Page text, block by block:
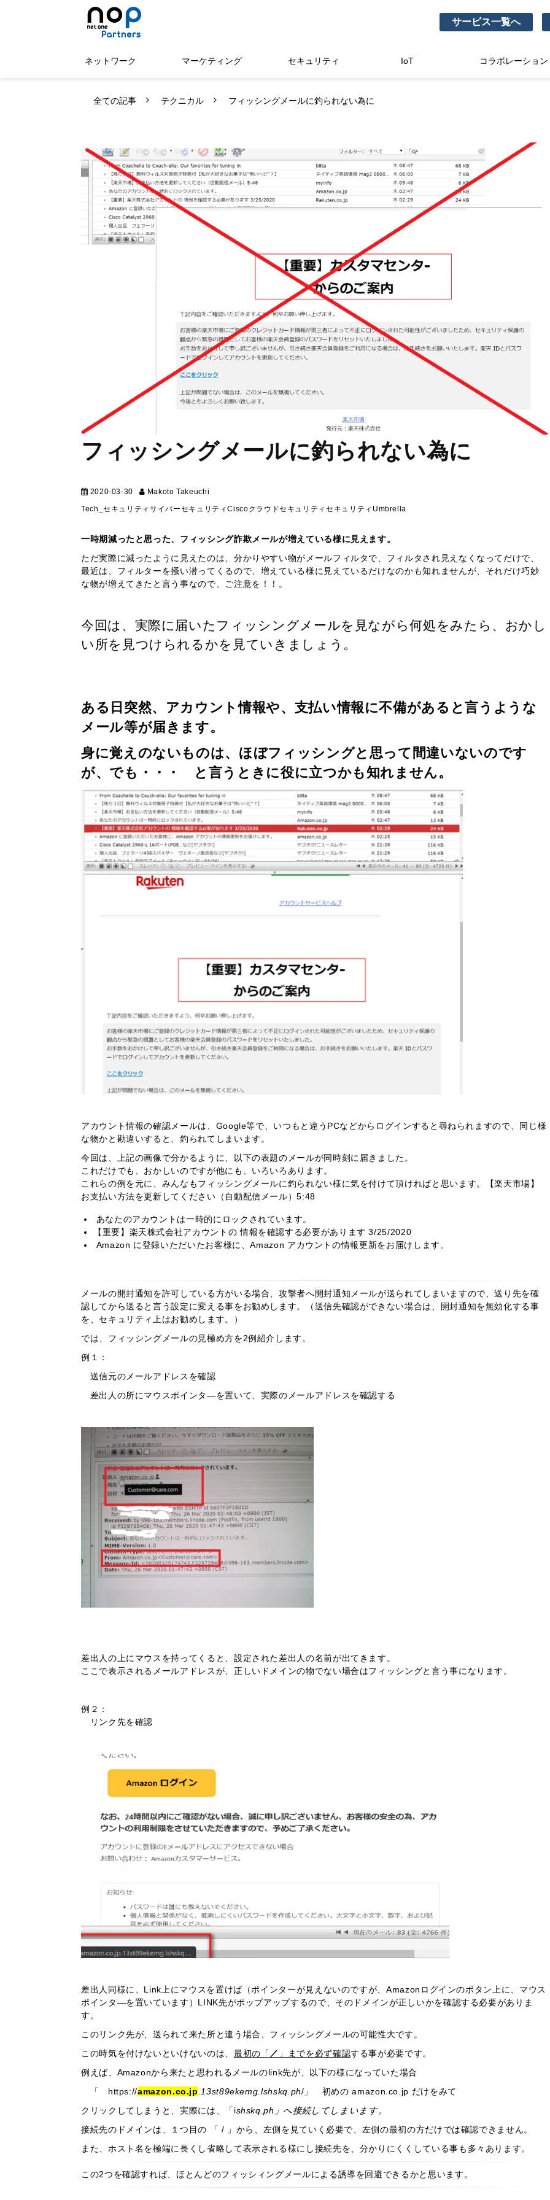
サービス一覧へ
ネットワーク マーケティング セキュリティ IoT コラボレーション
全ての記事 テクニカル フィッシングメールに釣られない為に
フィッシングメールに釣られない為に
2020-03-30 Makoto Takeuchi
Tech_セキュリティサイバーセキュリティCiscoクラウドセキュリティセキュリティ Umbrella
一時期減ったと思った、フィッシング詐欺メールが増えている様に見えます。
ただ実際に減ったように見えたのは、分かりやすい物がメールフィルタで、フィルタされ見えなくなってだけで、
最近は、フィルターを掻い潜ってくるので、増えている様に見えているだけなのかも知れませんが、それだけ巧妙
な物が増えてきたと言う事なので、ご注意を！！。
今回は、実際に届いたフィッシングメールを見ながら何処をみたら、おかし
い所を見つけられるかを見ていきましょう。
ある日突然、アカウント情報や、支払い情報に不備があると言うような
メール等が届きます。
身に覚えのないものは、ほぼフィッシングと思って間違いないのです
が、でも・・・ と言うときに役に立つかも知れません。
アカウント情報の確認メールは、Google等で、いつもと違うPCなどからログインすると尋ねられますので、同じ様
な物かと勘違いすると、釣られてしまいます。
今回は、上記の画像で分かるように、以下の表題のメールが同時刻に届きました。
これだけでも、おかしいのですが他にも、いろいろあります。
これらの例を元に、みんなもフィッシングメールに釣られない様に気を付けて頂ければと思います。【楽天市場】
お支払い方法を更新してください（自動配信メール）5:48
あなたのアカウントは一時的にロックされています。
【重要】楽天株式会社アカウントの 情報を確認する必要があります 3/25/2020
Аmazon に登録いただいたお客様に、Аmazon アカウントの情報更新をお届けします。
メールの開封通知を許可している方がいる場合、攻撃者へ開封通知メールが送られてしまいますので、送り先を確
認してから送ると言う設定に変える事をお勧めします。（送信先確認ができない場合は、開封通知を無効化する事
を、セキュリティ上はお勧めします。）
では、フィッシングメールの見極め方を2例紹介します。
例１：
送信元のメールアドレスを確認
差出人の所にマウスポインタ―を置いて、実際のメールアドレスを確認する
差出人の上にマウスを持ってくると、設定された差出人の名前が出てきます。
ここで表示されるメールアドレスが、正しいドメインの物でない場合はフィッシングと言う事になります。
例２：
​​​​​​​ リンク先を確認
差出人同様に、Link上にマウスを置けば（ポインターが見えないのですが、Amazonログインのボタン上に、マウス
ポインタ―を置いています）LINK先がポップアップするので、そのドメインが正しいかを確認する必要がありま
す。
このリンク先が、送られて来た所と違う場合、フィッシングメールの可能性大です。
この時気を付けないといけないのは、 最初の「 ／ 」までを必ず確認する事が必要です。
例えば、Amazonから来たと思われるメールのlink先が、以下の様になっていた場合
「 https://amazon.co.jp 13st89ekemg.lshskq.ph/」 初めの amazon.co.jp だけをみて
クリックしてしまうと、実際には、「ishskq.ph」へ接続してしまいます。
接続先のドメインは、１つ目の 「 / 」から、左側を見ていく必要で、左側の最初の方だけでは確認できません。
また、ホスト名を極端に長くし省略して表示される様にし接続先を、分かりにくくしている事も多々あります。
この2つを確認すれば、ほとんどのフィッシィングメールによる誘導を回避できるかと思います。